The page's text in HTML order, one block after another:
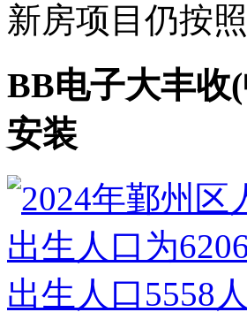
新房项目仍按
BB电子大丰收
安装